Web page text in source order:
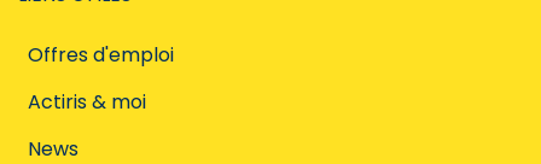
Offres d'emploi
Actiris & moi
News